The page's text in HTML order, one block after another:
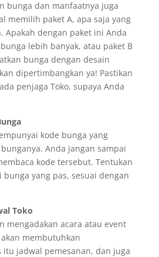
bunga dan manfaatnya juga
memilih paket A, apa saja yang
Apakah dengan paket ini Anda
lebih banyak, atau paket B
bunga dengan desain
dipertimbangkan ya! Pastikan
penjaga Toko, supaya Anda
kode bunga yang
Anda jangan sampai
kode tersebut. Tentukan
bunga yang pas, sesuai dengan
Toko
mengadakan acara atau event
membutuhkan
itu jadwal pemesanan, dan juga